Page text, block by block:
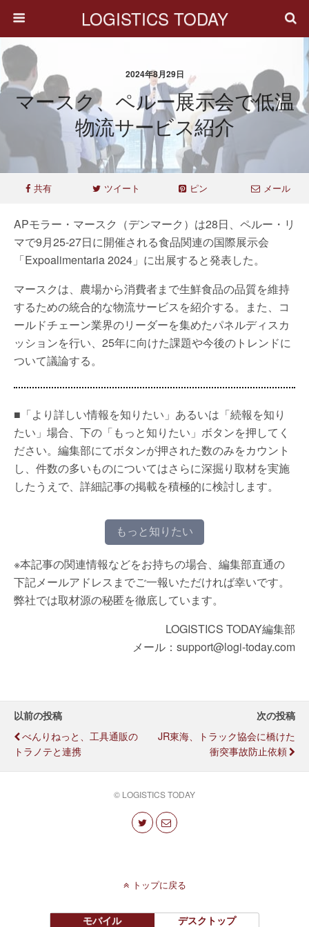
LOGISTICS TODAY
2024年8月29日
マースク、ペルー展示会で低温
物流サービス紹介
共有 ツイート ピン メール
APモラー・マースク（デンマーク）は28日、ペルー・リ
マで9月25-27日に開催される食品関連の国際展示会
「Expoalimentaria 2024」に出展すると発表した。
マースクは、農場から消費者まで生鮮食品の品質を維持
するための統合的な物流サービスを紹介する。また、コ
ールドチェーン業界のリーダーを集めたパネルディスカ
ッションを行い、25年に向けた課題や今後のトレンドに
ついて議論する。
■「より詳しい情報を知りたい」あるいは「続報を知り
たい」場合、下の「もっと知りたい」ボタンを押してく
ださい。編集部にてボタンが押された数のみをカウント
し、件数の多いものについてはさらに深掘り取材を実施
したうえで、詳細記事の掲載を積極的に検討します。
もっと知りたい
※本記事の関連情報などをお持ちの場合、編集部直通の
下記メールアドレスまでご一報いただければ幸いです。
弊社では取材源の秘匿を徹底しています。
LOGISTICS TODAY編集部
メール：support@logi-today.com
以前の投稿
べんりねっと、工具通販の
トラノテと連携
次の投稿
JR東海、トラック協会に橋けた
衝突事故防止依頼
© LOGISTICS TODAY
トップに戻る
モバイル デスクトップ